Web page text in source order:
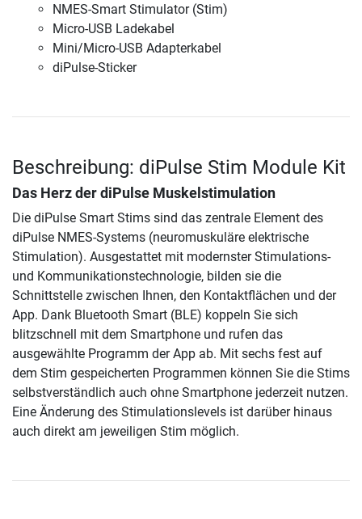
NMES-Smart Stimulator (Stim)
Micro-USB Ladekabel
Mini/Micro-USB Adapterkabel
diPulse-Sticker
Beschreibung: diPulse Stim Module Kit
Das Herz der diPulse Muskelstimulation
Die diPulse Smart Stims sind das zentrale Element des
diPulse NMES-Systems (neuromuskuläre elektrische
Stimulation). Ausgestattet mit modernster Stimulations-
und Kommunikationstechnologie, bilden sie die
Schnittstelle zwischen Ihnen, den Kontaktflächen und der
App. Dank Bluetooth Smart (BLE) koppeln Sie sich
blitzschnell mit dem Smartphone und rufen das
ausgewählte Programm der App ab. Mit sechs fest auf
dem Stim gespeicherten Programmen können Sie die Stims
selbstverständlich auch ohne Smartphone jederzeit nutzen.
Eine Änderung des Stimulationslevels ist darüber hinaus
auch direkt am jeweiligen Stim möglich.